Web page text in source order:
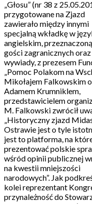
„Głosu” (nr 38 z
przygotowane na Zjazd
zawierało między innymi
specjalną wkładkę w
angielskim,
gości zagranicznych
wywiady, z prezesem
„Pomoc Polakom na
Mikołajem Falkowskim
Adamem Krumniklem,
przedstawicielem
M. Falkowski zwrócił
„Historyczny zjazd
Ostrawie jest o tyle
jest to platforma, na
prezentować polskie
wśród opinii publicznej
na kwestii mniejszości
narodowych”. Jak
kolei reprezentant
przynależność do